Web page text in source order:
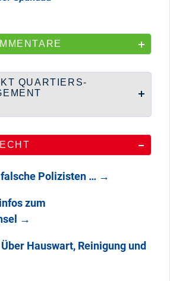
QUARTIERS-
Polizisten … →
zum
→
Hauswart, Reinigung und